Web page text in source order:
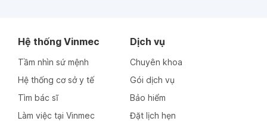
Hệ thống Vinmec
Tầm nhìn sứ mệnh
Hệ thống cơ sở y tế
Tìm bác sĩ
Làm việc tại Vinmec
Dịch vụ
Chuyên khoa
Gói dịch vụ
Bảo hiểm
Đặt lịch hẹn